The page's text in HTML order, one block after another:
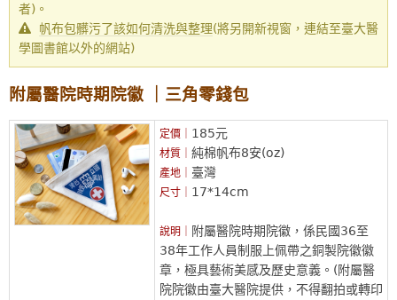
者)。
帆布包髒污了該如何清洗與整理(將另開新視窗，連結至臺大醫
學圖書館以外的網站)
附屬醫院時期院徽 ｜三角零錢包
定價｜ 185元
材質｜ 純棉帆布8安(oz)
產地｜ 臺灣
尺寸｜ 17*14cm
說明｜
附屬醫院時期院徽，係民國36至
38年工作人員制服上佩帶之銅製院徽徽
章，極具藝術美感及歷史意義。(附屬醫
院院徽由臺大醫院提供，不得翻拍或轉印